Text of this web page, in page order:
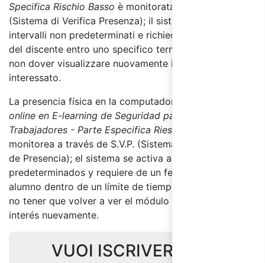
Specifica Rischio Basso è monitorata tramite S.V.P.
(Sistema di Verifica Presenza); il sistema si attiva a
intervalli non predeterminati e richiede un feedback
del discente entro uno specifico termine di tempo per
non dover visualizzare nuovamente il Modulo
interessato.
La presencia física en la computadora durante el
online en E-learning de Seguridad para los
Trabajadores - Parte Especifica Riesgo Bajo
monitorea a través de S.V.P. (Sistema de Verificación
de Presencia); el sistema se activa a intervalos no
predeterminados y requiere de un feedback del
alumno dentro de un límite de tiempo específico para
no tener que volver a ver el módulo completo de
interés nuevamente.
VUOI ISCRIVERTI AL